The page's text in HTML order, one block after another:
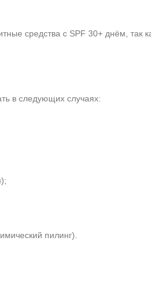
средства с SPF 30+ днём, так
в следующих случаях:
пилинг).